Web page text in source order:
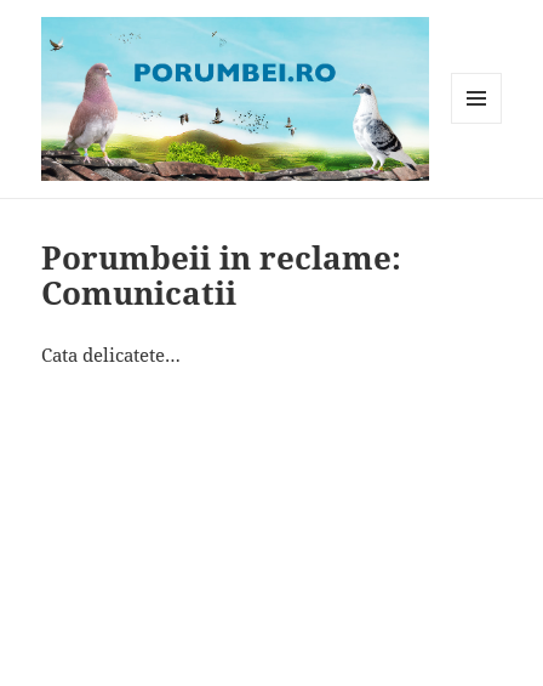
Porumbeii in reclame:
Comunicatii
Cata delicatete…